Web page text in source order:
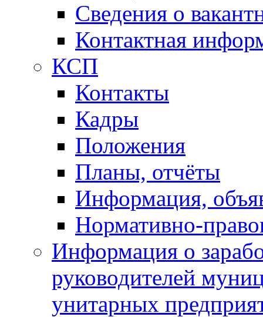
Сведения о
Контактная
КСП
Контакты
Кадры
Положения
Планы, отчёты
Информация,
Нормативно-
Информация о
руководителей
унитарных